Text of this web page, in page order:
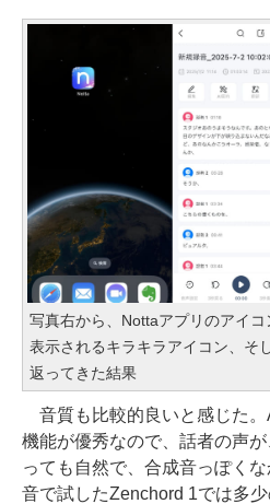
写真右から、Nottaアプリのアイ
表示されるキラキラアイコン、そ
返ってきた結果
音質も比較的良いと感じた
機能が優秀なので、話者の声
っても自然で、合成音っぽく
音で試したZenchord 1では多